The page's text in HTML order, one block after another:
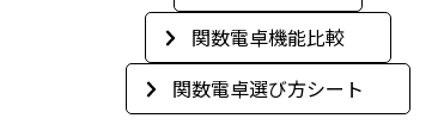
関数電卓機能比較
関数電卓選び方シート